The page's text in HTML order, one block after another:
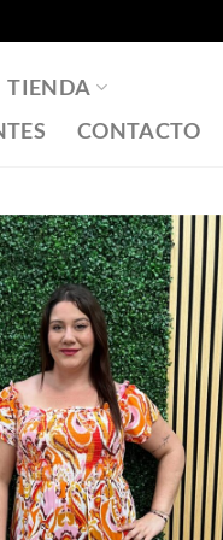
TIENDA
CONTACTO